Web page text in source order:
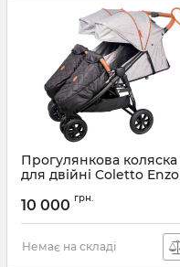
Прогулянкова коляска
для двійні Coletto Enzo
10 000 грн.
Немає на складі